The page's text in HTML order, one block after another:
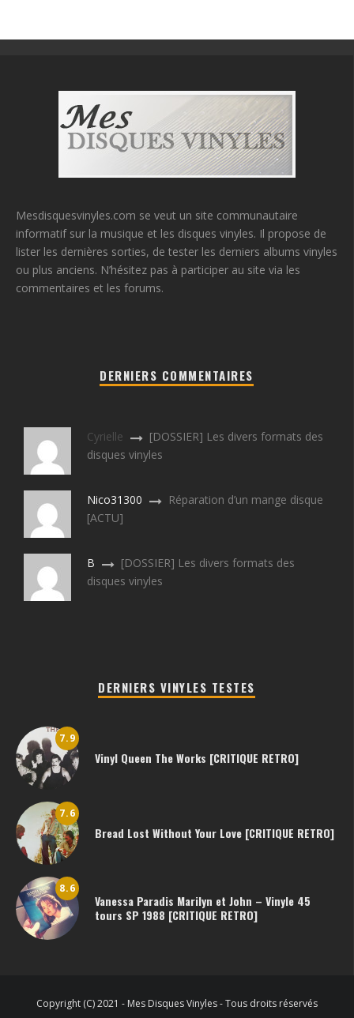
Mesdisquesvinyles.com se veut un site communautaire
informatif sur la musique et les disques vinyles. Il propose de
lister les dernières sorties, de tester les derniers albums vinyles
ou plus anciens. N’hésitez pas à participer au site via les
commentaires et les forums.
DERNIERS COMMENTAIRES
Cyrielle
[DOSSIER] Les divers formats des
disques vinyles
Nico31300
Réparation d’un mange disque
[ACTU]
B
[DOSSIER] Les divers formats des
disques vinyles
DERNIERS VINYLES TESTES
7.9
Vinyl Queen The Works [CRITIQUE RETRO]
7.6
Bread Lost Without Your Love [CRITIQUE RETRO]
8.6
Vanessa Paradis Marilyn et John – Vinyle 45
tours SP 1988 [CRITIQUE RETRO]
Copyright (C) 2021 - Mes Disques Vinyles - Tous droits réservés